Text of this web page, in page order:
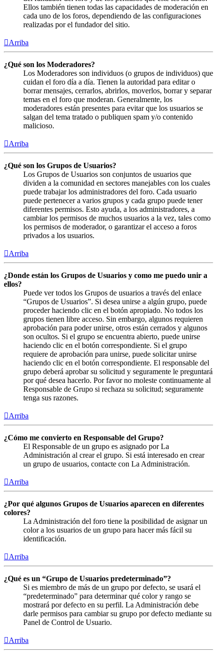
Ellos también tienen todas las capacidades de moderación en
cada uno de los foros, dependiendo de las configuraciones
realizadas por el fundador del sitio.
Arriba
¿Qué son los Moderadores?
Los Moderadores son individuos (o grupos de individuos) que
cuidan el foro día a día. Tienen la autoridad para editar o
borrar mensajes, cerrarlos, abrirlos, moverlos, borrar y separar
temas en el foro que moderan. Generalmente, los
moderadores están presentes para evitar que los usuarios se
salgan del tema tratado o publiquen spam y/o contenido
malicioso.
Arriba
¿Qué son los Grupos de Usuarios?
Los Grupos de Usuarios son conjuntos de usuarios que
dividen a la comunidad en sectores manejables con los cuales
puede trabajar los administradores del foro. Cada usuario
puede pertenecer a varios grupos y cada grupo puede tener
diferentes permisos. Esto ayuda, a los administradores, a
cambiar los permisos de muchos usuarios a la vez, tales como
los permisos de moderador, o garantizar el acceso a foros
privados a los usuarios.
Arriba
¿Donde están los Grupos de Usuarios y como me puedo unir a
ellos?
Puede ver todos los Grupos de usuarios a través del enlace
“Grupos de Usuarios”. Si desea unirse a algún grupo, puede
proceder haciendo clic en el botón apropiado. No todos los
grupos tienen libre acceso. Sin embargo, algunos requieren
aprobación para poder unirse, otros están cerrados y algunos
son ocultos. Si el grupo se encuentra abierto, puede unirse
haciendo clic en el botón correspondiente. Si el grupo
requiere de aprobación para unirse, puede solicitar unirse
haciendo clic en el botón correspondiente. El responsable del
grupo deberá aprobar su solicitud y seguramente le preguntará
por qué desea hacerlo. Por favor no moleste continuamente al
Responsable de Grupo si rechaza su solicitud; seguramente
tenga sus razones.
Arriba
¿Cómo me convierto en Responsable del Grupo?
El Responsable de un grupo es asignado por La
Administración al crear el grupo. Si está interesado en crear
un grupo de usuarios, contacte con La Administración.
Arriba
¿Por qué algunos Grupos de Usuarios aparecen en diferentes
colores?
La Administración del foro tiene la posibilidad de asignar un
color a los usuarios de un grupo para hacer más fácil su
identificación.
Arriba
¿Qué es un “Grupo de Usuarios predeterminado”?
Si es miembro de más de un grupo por defecto, se usará el
“predeterminado” para determinar qué color y rango se
mostrará por defecto en su perfil. La Administración debe
darle permisos para cambiar su grupo por defecto mediante su
Panel de Control de Usuario.
Arriba